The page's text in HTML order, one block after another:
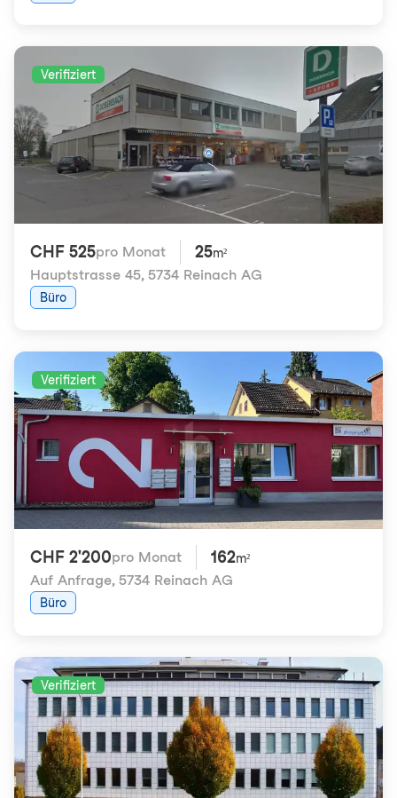
Verifiziert
CHF 525pro Monat 25m²
Hauptstrasse 45, 5734 Reinach AG
Büro
Verifiziert
CHF 2'200pro Monat 162m²
Auf Anfrage, 5734 Reinach AG
Büro
Verifiziert